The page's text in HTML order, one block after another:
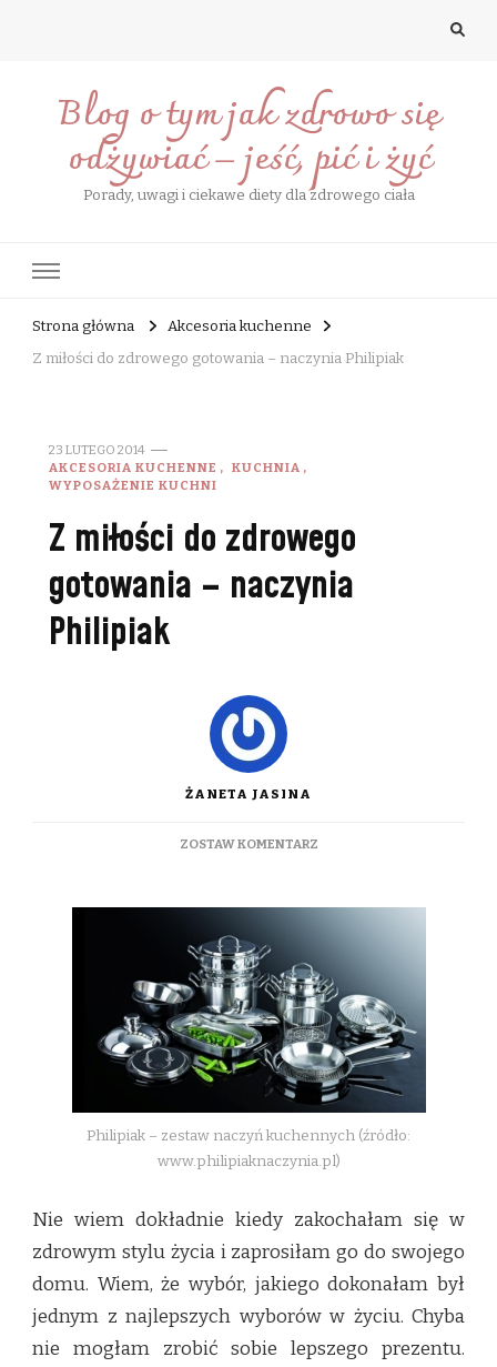
Blog o tym jak zdrowo się
odżywiać – jeść, pić i żyć
Porady, uwagi i ciekawe diety dla zdrowego ciała
Strona główna
Akcesoria kuchenne
Z miłości do zdrowego gotowania – naczynia Philipiak
23 LUTEGO 2014
AKCESORIA KUCHENNE
KUCHNIA
WYPOSAŻENIE KUCHNI
Z miłości do zdrowego
gotowania – naczynia
Philipiak
ŻANETA JASINA
ZOSTAW KOMENTARZDO
DO
–
NACZYNIA
PHILIPIAK
Philipiak – zestaw naczyń kuchennych (źródło:
www.philipiaknaczynia.pl)
Nie wiem dokładnie kiedy zakochałam się w
zdrowym stylu życia i zaprosiłam go do swojego
domu. Wiem, że wybór, jakiego dokonałam był
jednym z najlepszych wyborów w życiu. Chyba
nie mogłam zrobić sobie lepszego prezentu.